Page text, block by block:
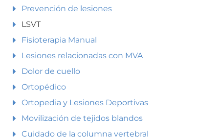
Prevención de lesiones
LSVT
Fisioterapia Manual
Lesiones relacionadas con MVA
Dolor de cuello
Ortopédico
Ortopedia y Lesiones Deportivas
Movilización de tejidos blandos
Cuidado de la columna vertebral